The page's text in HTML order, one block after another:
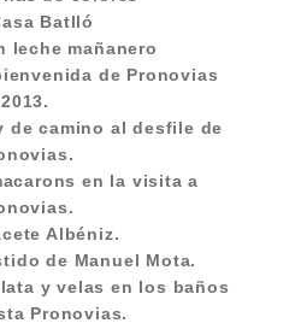
Batlló
leche mañanero
de Pronovias
2013.
de camino al desfile de
en la visita a
Albéniz.
de Manuel Mota.
y velas en los baños
Pronovias.